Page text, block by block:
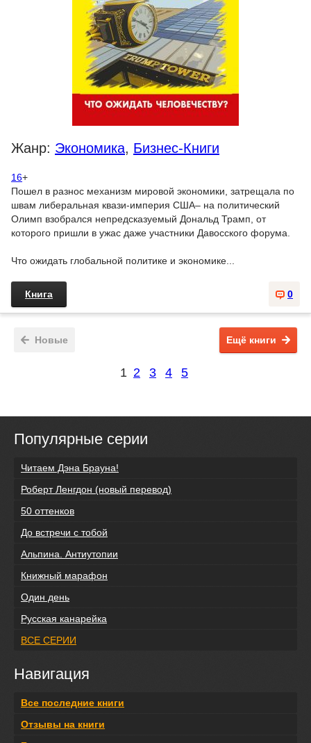
Жанр: Экономика, Бизнес-Книги
16+
Пошел в разнос механизм мировой экономики, затрещала по
швам либеральная квази-империя США– на политический
Олимп взобрался непредсказуемый Дональд Трамп, от
которого пришли в ужас даже участники Давосского форума.
Что ожидать глобальной политике и экономике...
0
Книга
Новые Ещё книги
1 2 3 4 5
Популярные серии
Читаем Дэна Брауна!
Роберт Ленгдон (новый перевод)
50 оттенков
До встречи с тобой
Альпина. Антиутопии
Книжный марафон
Один день
Русская канарейка
ВСЕ СЕРИИ
Навигация
Все последние книги
Отзывы на книги